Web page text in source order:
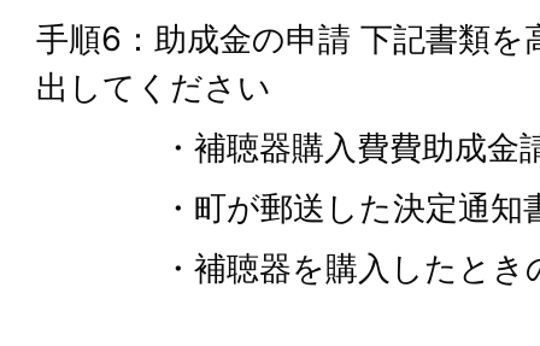
手順6：助成金の申請 下記書類を
出してください
・補聴器購入費費助成金請
・町が郵送した決定通知書
・補聴器を購入したとき